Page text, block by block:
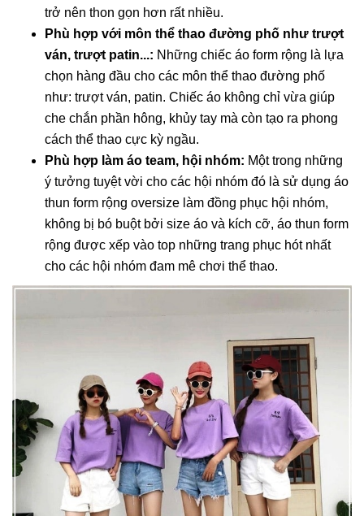
trở nên thon gọn hơn rất nhiều.
Phù hợp với môn thể thao đường phố như trượt
ván, trượt patin...: Những chiếc áo form rộng là lựa
chọn hàng đầu cho các môn thể thao đường phố
như: trượt ván, patin. Chiếc áo không chỉ vừa giúp
che chắn phần hông, khủy tay mà còn tạo ra phong
cách thể thao cực kỳ ngầu.
Phù hợp làm áo team, hội nhóm: Một trong những
ý tưởng tuyệt vời cho các hội nhóm đó là sử dụng áo
thun form rộng oversize làm đồng phục hội nhóm,
không bị bó buột bởi size áo và kích cỡ, áo thun form
rộng được xếp vào top những trang phục hót nhất
cho các hội nhóm đam mê chơi thể thao.